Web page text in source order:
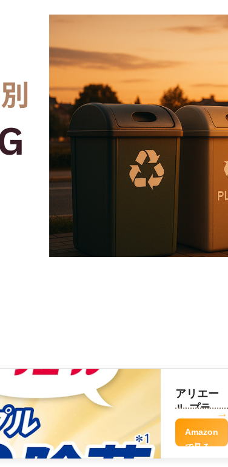
アリエー
ル プラチ
ナ洗剤
Amazon
で見る